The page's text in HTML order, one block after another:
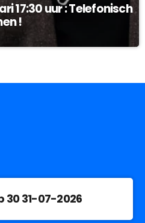
17:30 uur : Telefonisch
!
30 31-07-2026